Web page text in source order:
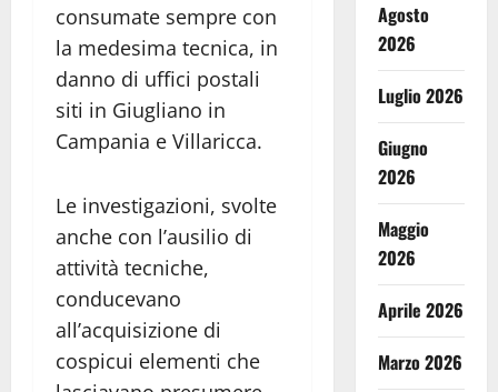
consumate sempre con
la medesima tecnica, in
danno di uffici postali
siti in Giugliano in
Campania e Villaricca.
Le investigazioni, svolte
anche con l’ausilio di
attività tecniche,
conducevano
all’acquisizione di
cospicui elementi che
Agosto
2026
Luglio 2026
Giugno
2026
Maggio
2026
Aprile 2026
Marzo 2026